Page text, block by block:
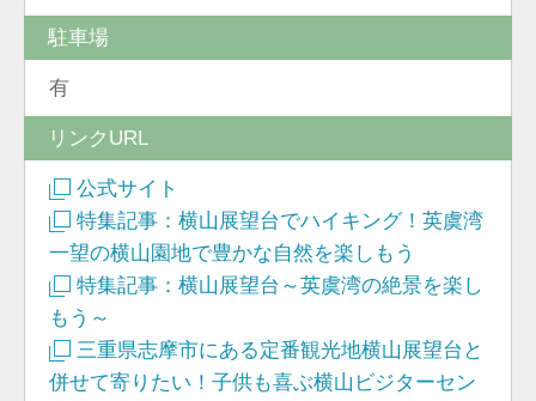
駐車場
有
リンクURL
公式サイト
特集記事：横山展望台でハイキング！英虞湾
一望の横山園地で豊かな自然を楽しもう
特集記事：横山展望台～英虞湾の絶景を楽し
もう～
三重県志摩市にある定番観光地横山展望台と
併せて寄りたい！子供も喜ぶ横山ビジターセン